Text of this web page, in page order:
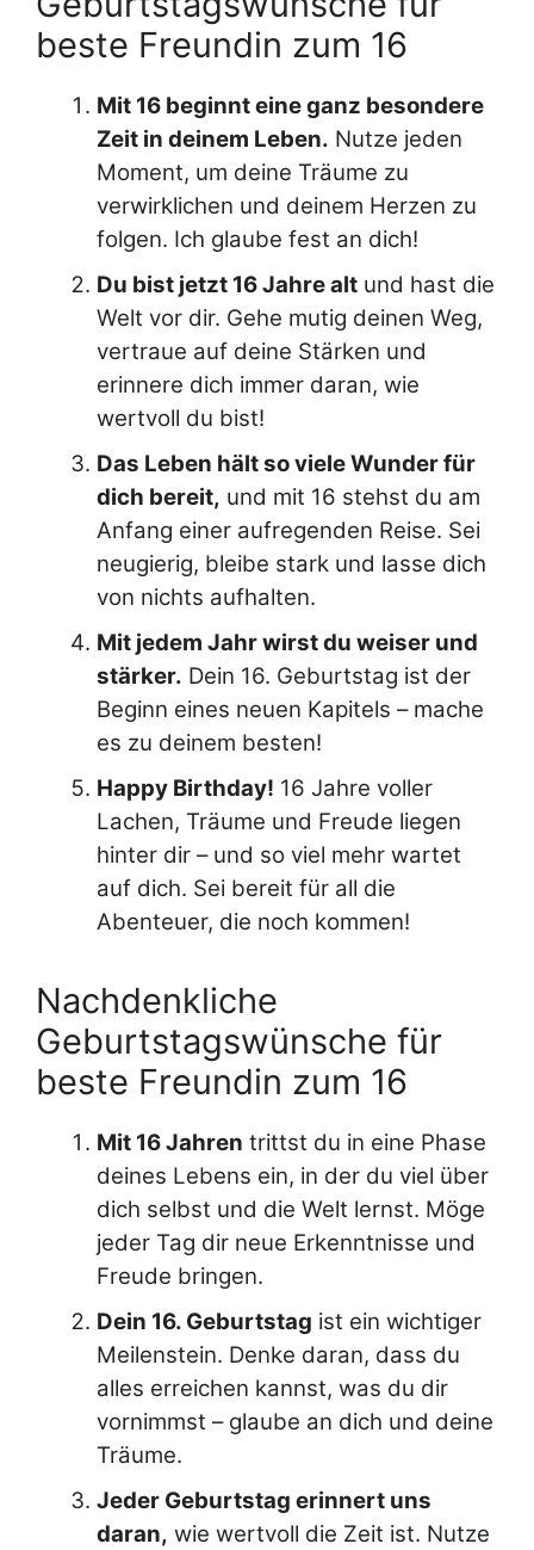
beste Freundin zum 16
Mit 16 beginnt eine ganz besondere
Zeit in deinem Leben. Nutze jeden
Moment, um deine Träume zu
verwirklichen und deinem Herzen zu
folgen. Ich glaube fest an dich!
Du bist jetzt 16 Jahre alt und hast die
Welt vor dir. Gehe mutig deinen Weg,
vertraue auf deine Stärken und
erinnere dich immer daran, wie
wertvoll du bist!
Das Leben hält so viele Wunder für
dich bereit, und mit 16 stehst du am
Anfang einer aufregenden Reise. Sei
neugierig, bleibe stark und lasse dich
von nichts aufhalten.
Mit jedem Jahr wirst du weiser und
stärker. Dein 16. Geburtstag ist der
Beginn eines neuen Kapitels – mache
es zu deinem besten!
Happy Birthday! 16 Jahre voller
Lachen, Träume und Freude liegen
hinter dir – und so viel mehr wartet
auf dich. Sei bereit für all die
Abenteuer, die noch kommen!
Nachdenkliche
Geburtstagswünsche für
beste Freundin zum 16
Mit 16 Jahren trittst du in eine Phase
deines Lebens ein, in der du viel über
dich selbst und die Welt lernst. Möge
jeder Tag dir neue Erkenntnisse und
Freude bringen.
Dein 16. Geburtstag ist ein wichtiger
Meilenstein. Denke daran, dass du
alles erreichen kannst, was du dir
vornimmst – glaube an dich und deine
Träume.
Jeder Geburtstag erinnert uns
daran, wie wertvoll die Zeit ist. Nutze